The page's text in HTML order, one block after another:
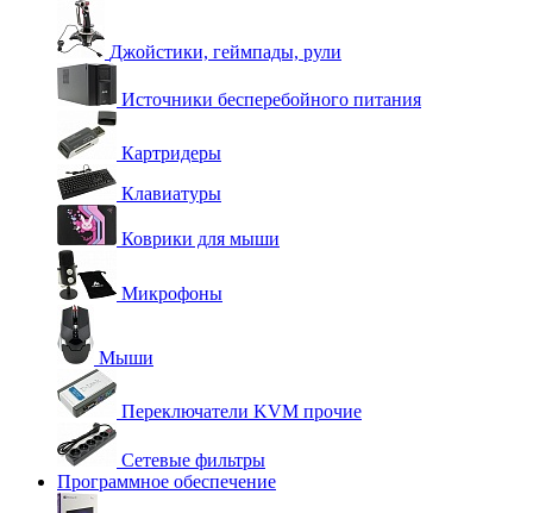
Джойстики, геймпады, рули
Источники бесперебойного питания
Картридеры
Клавиатуры
Коврики для мыши
Микрофоны
Мыши
Переключатели KVM прочие
Сетевые фильтры
Программное обеспечение